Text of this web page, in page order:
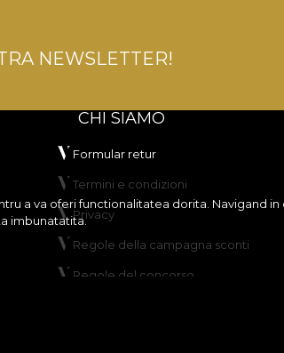
a va oferi functionalitatea dorita. Navigand
imbunatatita.
NEWSLETTER!
CHI SIAMO
Formular retur
Termini e condizioni
Privacy
Regole della campagna sconti
Regole del concorso